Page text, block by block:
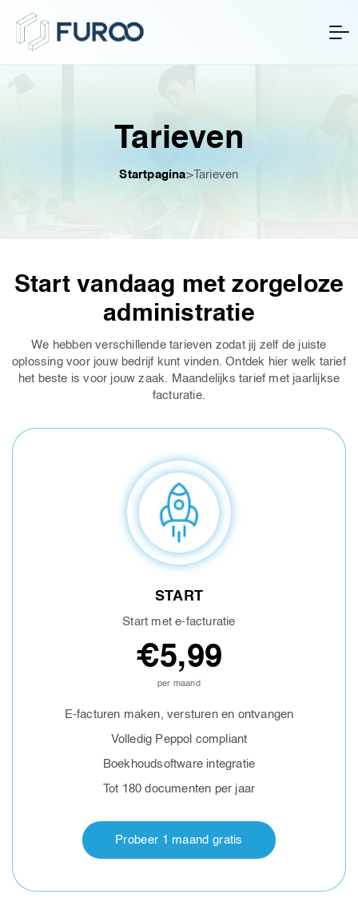
Tarieven
Startpagina>Tarieven
Start vandaag met zorgeloze
administratie
We hebben verschillende tarieven zodat jij zelf de juiste
oplossing voor jouw bedrijf kunt vinden. Ontdek hier welk tarief
het beste is voor jouw zaak. Maandelijks tarief met jaarlijkse
facturatie.
START
Start met e-facturatie
€5,99
per maand
E-facturen maken, versturen en ontvangen
Volledig Peppol compliant
Boekhoudsoftware integratie
Tot 180 documenten per jaar
Probeer 1 maand gratis